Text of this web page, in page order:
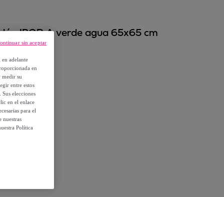
IBOR A verde agua 65x65 cm
adelante
en
medir su
entre estos
elecciones
en el enlace
para el
nuestras
Política
sin aceptar